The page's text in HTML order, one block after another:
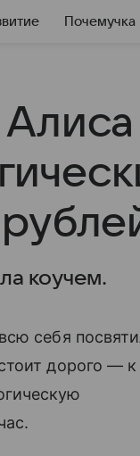
Почемучка
коучем.
себя
дорого — к